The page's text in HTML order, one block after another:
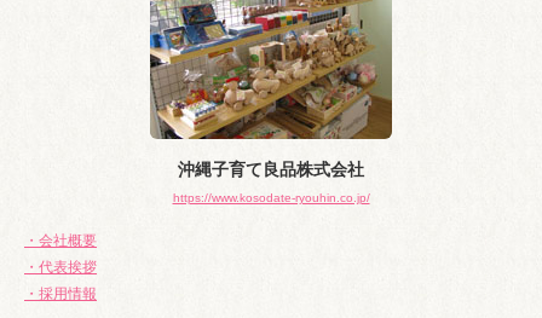
沖縄子育て良品株式会社
https://www.kosodate-ryouhin.co.jp/
・会社概要
・代表挨拶
・採用情報